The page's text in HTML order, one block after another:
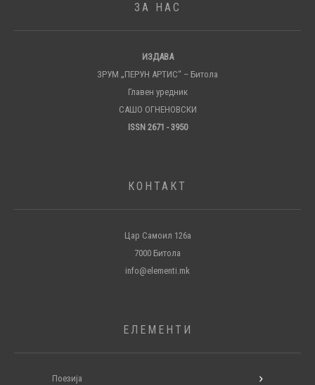
ЗА НАС
ИЗДАВА
ЗРУМ „ПЕРУН АРТИС“ – Битола
Главен уредник
САШО ОГНЕНОВСКИ
ISSN 2671 - 3950
КОНТАКТ
Цар Самоил 126а
7000 Битола
info@elementi.mk
ЕЛЕМЕНТИ
Поезија